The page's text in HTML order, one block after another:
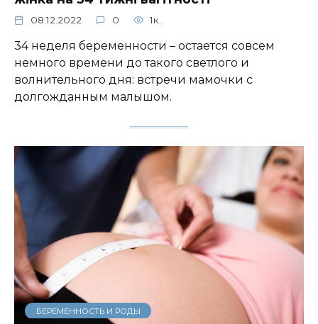
08.12.2022 0 1к.
34 неделя беременности – остается совсем
немного времени до такого светлого и
волнительного дня: встречи мамочки с
долгожданным малышом.
БЕРЕМЕННОСТЬ И РОДЫ